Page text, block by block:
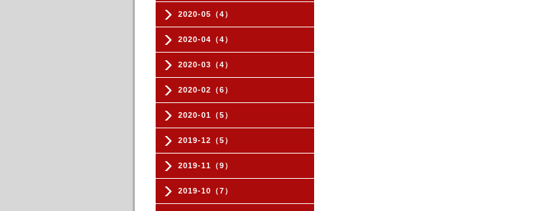
2020-05（4）
2020-04（4）
2020-03（4）
2020-02（6）
2020-01（5）
2019-12（5）
2019-11（9）
2019-10（7）